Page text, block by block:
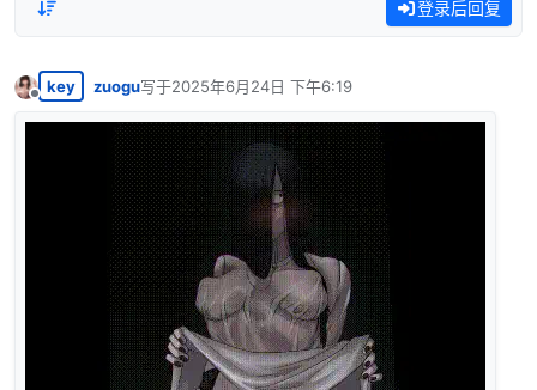
登录后回复
离线
key zuogu写于2025年6月24日 下午6:19
最后由 编辑